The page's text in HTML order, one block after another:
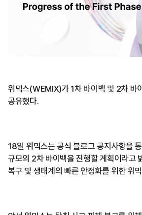
위믹스(WEMIX)가 1차 바이백 및 2차 바
공유했다.
18일 위믹스는 공식 블로그 공지사항을
규모의 2차 바이백을 진행할 계획이라고
복구 및 생태계의 빠른 안정화를 위한 위